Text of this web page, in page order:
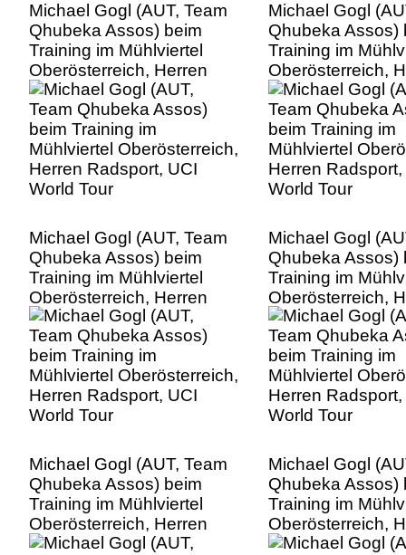
Michael Gogl (AUT, Team
Qhubeka Assos) beim
Training im Mühlviertel
Oberösterreich, Herren
Radsport, UCI World Tour
Michael Gogl
Qhubeka Assos)
Training im
Oberösterreich,
Radsport, UCI
Michael Gogl (AUT, Team
Qhubeka Assos) beim
Training im Mühlviertel
Oberösterreich, Herren
Radsport, UCI World Tour
Michael Gogl
Qhubeka Assos)
Training im
Oberösterreich,
Radsport, UCI
Michael Gogl (AUT, Team
Qhubeka Assos) beim
Training im Mühlviertel
Oberösterreich, Herren
Radsport, UCI World Tour
Michael Gogl
Qhubeka Assos)
Training im
Oberösterreich,
Radsport, UCI